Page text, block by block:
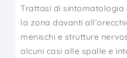
Trattasi di sintomatologia
la zona davanti
menischi e strutture
alcuni casi alle spalle e